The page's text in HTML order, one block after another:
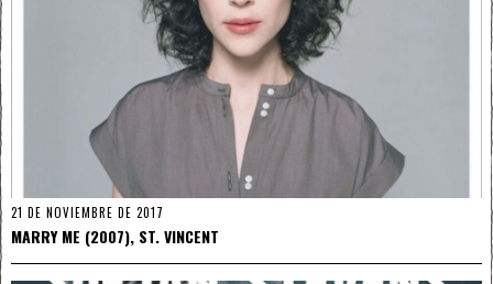
21 DE NOVIEMBRE DE 2017
MARRY ME (2007), ST. VINCENT